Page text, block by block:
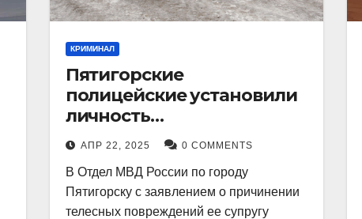
КРИМИНАЛ
Пятигорские
полицейские установили
личность
злоумышленника,
причинившего телесные
повреждения местному
жителю
АПР 22, 2025 0 COMMENTS
В Отдел МВД России по городу
Пятигорску с заявлением о причинении
телесных повреждений ее супругу